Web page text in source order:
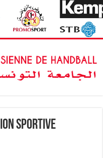
Sportive